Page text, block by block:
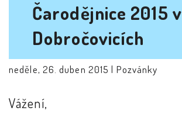
Čarodějnice 2015 v
Dobročovicích
neděle, 26. duben 2015 | Pozvánky
Vážení,